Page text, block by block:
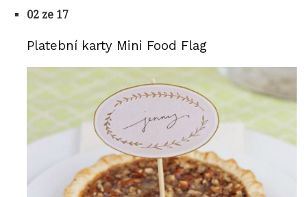
02 ze 17
Platební karty Mini Food Flag